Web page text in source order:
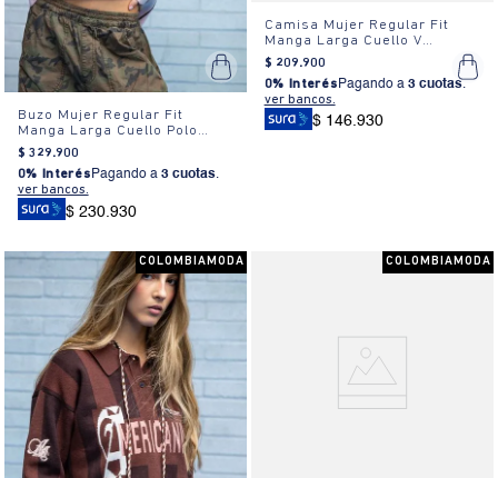
Buzo Mujer Regular Fit
Manga Larga Cuello Polo
Bordado
$ 329.900
0% Interés Pagando a 3 cuotas.
ver bancos.
$ 230.930
Camisa Mujer Regular Fit
Manga Larga Cuello V
Algodón
$ 209.900
0% Interés Pagando a 3 cuotas.
ver bancos.
$ 146.930
COLOMBIAMODA COLOMBIAMODA